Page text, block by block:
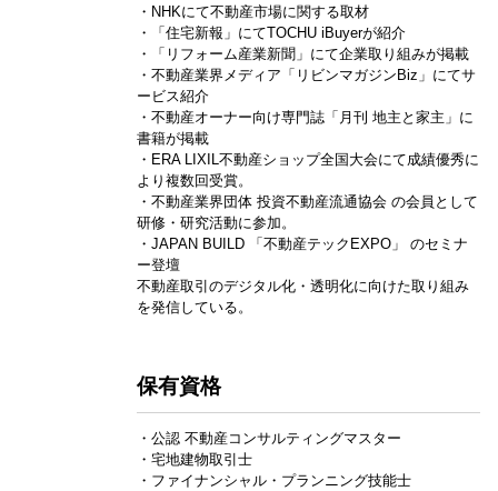
・NHKにて不動産市場に関する取材
・「住宅新報」にてTOCHU iBuyerが紹介
・「リフォーム産業新聞」にて企業取り組みが掲載
・不動産業界メディア「リビンマガジンBiz」にてサ
ービス紹介
・不動産オーナー向け専門誌「月刊 地主と家主」に
書籍が掲載
・ERA LIXIL不動産ショップ全国大会にて成績優秀に
より複数回受賞。
・不動産業界団体 投資不動産流通協会 の会員として
研修・研究活動に参加。
・JAPAN BUILD 「不動産テックEXPO」 のセミナ
ー登壇
不動産取引のデジタル化・透明化に向けた取り組み
を発信している。
保有資格
・公認 不動産コンサルティングマスター
・宅地建物取引士
・ファイナンシャル・プランニング技能士